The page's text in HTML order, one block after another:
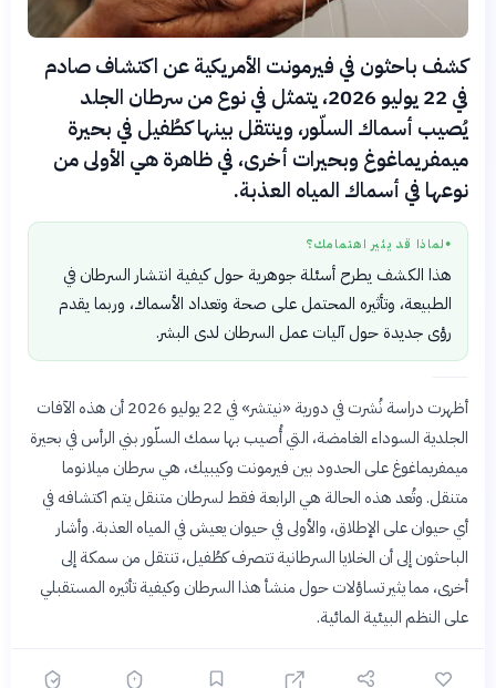
كشف باحثون في فيرمونت الأمريكية عن اكتشاف صادم
في 22 يوليو 2026، يتمثل في نوع من سرطان الجلد
يُصيب أسماك السلّور، وينتقل بينها كطُفيل في بحيرة
ميمفريماغوغ وبحيرات أخرى، في ظاهرة هي الأولى من
نوعها في أسماك المياه العذبة.
● لماذا قد يثير اهتمامك؟
هذا الكشف يطرح أسئلة جوهرية حول كيفية انتشار السرطان في
الطبيعة، وتأثيره المحتمل على صحة وتعداد الأسماك، وربما يقدم
رؤى جديدة حول آليات عمل السرطان لدى البشر.
أظهرت دراسة نُشرت في دورية «نيتشر» في 22 يوليو 2026 أن هذه الآفات
الجلدية السوداء الغامضة، التي أُصيب بها سمك السلّور بني الرأس في بحيرة
ميمفريماغوغ على الحدود بين فيرمونت وكيبيك، هي سرطان ميلانوما
متنقل. وتُعد هذه الحالة هي الرابعة فقط لسرطان متنقل يتم اكتشافه في
أي حيوان على الإطلاق، والأولى في حيوان يعيش في المياه العذبة. وأشار
الباحثون إلى أن الخلايا السرطانية تتصرف كطُفيل، تنتقل من سمكة إلى
أخرى، مما يثير تساؤلات حول منشأ هذا السرطان وكيفية تأثيره المستقبلي
على النظم البيئية المائية.